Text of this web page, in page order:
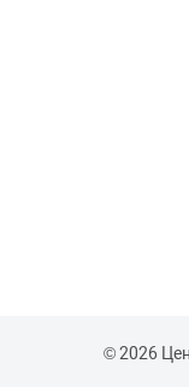
© 2026